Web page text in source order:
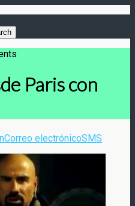
Paris con
Correo electrónicoSMS